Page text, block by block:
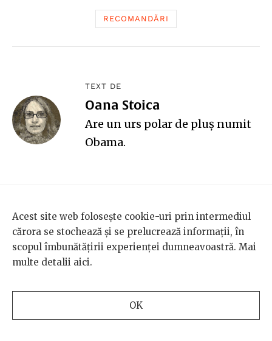
RECOMANDĂRI
TEXT DE
Oana Stoica
Are un urs polar de pluş numit
Obama.
SCENA9
Despre noi
Echipa Scena9
Vrei să publici pe
Newsletter
REVISTA
Personaje
Lumea noastră
Acest site web folosește cookie-uri prin intermediul
cărora se stochează și se prelucrează informații, în
scopul îmbunătățirii experienței dumneavoastră. Mai
multe detalii aici.
OK